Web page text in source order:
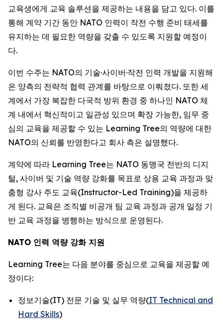
교육생에게 교육 솔루션을 제공하는 내용을 담고 있다. 이를
통해 계약 기간 동안 NATO 인력이 작전 수행 준비 태세를
유지하는 데 필요한 역량을 갖출 수 있도록 지원할 예정이
다.
이번 수주는 NATO의 기술·사이버·작전 인력 개발을 지원해
온 양측의 전략적 협력 관계를 바탕으로 이뤄졌다. 또한 세
계에서 가장 복잡한 다국적 방위 환경 중 하나인 NATO 체
계 내에서 혁신적이고 일관성 있으며 확장 가능한, 임무 중
심의 교육을 제공할 수 있는 Learning Tree의 역량에 대한
NATO의 신뢰를 반영한다고 회사 측은 설명했다.
계약에 따라 Learning Tree는 NATO 동맹국 전반의 디지
털, 사이버 및 기술 역량 강화를 목표로 상용 교육 과정과 맞
춤형 강사 주도 교육(Instructor-Led Training)을 제공하
게 된다. 교육은 조직별 비공개 팀 교육 과정과 공개 일정 기
반 교육 과정을 병행하는 방식으로 운영된다.
NATO 인력 역량 강화 지원
Learning Tree는 다음 분야를 중심으로 교육을 제공할 예
정이다:
정보기술(IT) 전문 기술 및 실무 역량(IT Technical and
Hard Skills)